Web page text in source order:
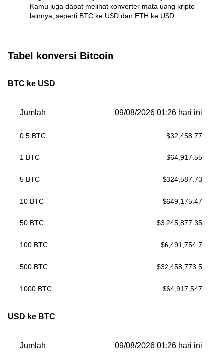
Kamu juga dapat melihat konverter mata uang kripto
lainnya , seperti BTC ke USD dan ETH ke USD
Tabel konversi Bitcoin
BTC ke USD
Jumlah 09/08/2026 01:26 hari ini
0.5 BTC $32,458.77
1 BTC $64,917.55
5 BTC $324,587.73
10 BTC $649,175.47
50 BTC $3,245,877.35
100 BTC $6,491,754.7
500 BTC $32,458,773.5
1000 BTC $64,917,547
USD ke BTC
Jumlah 09/08/2026 01:26 hari ini